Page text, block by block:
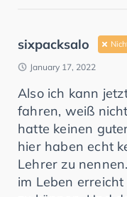
sixpacksalo
January 17, 2022
Also ich kann
fahren, weiß
hatte keinen
hier haben echt
Lehrer zu
im Leben